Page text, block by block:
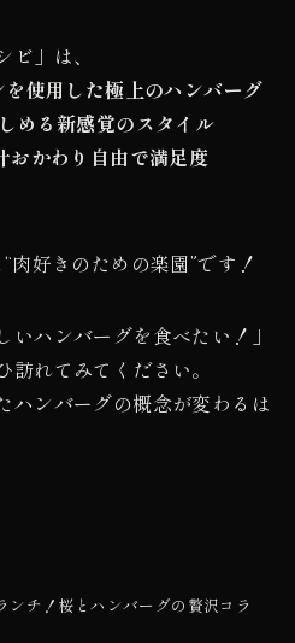
」は、
使用した極上のハンバーグ
める新感覚のスタイル
おかわり自由で満足度
肉好きのための楽園”です！
いハンバーグを食べたい！」
れてみてください。
ハンバーグの概念が変わるは
チ！桜とハンバーグの贅沢コラ